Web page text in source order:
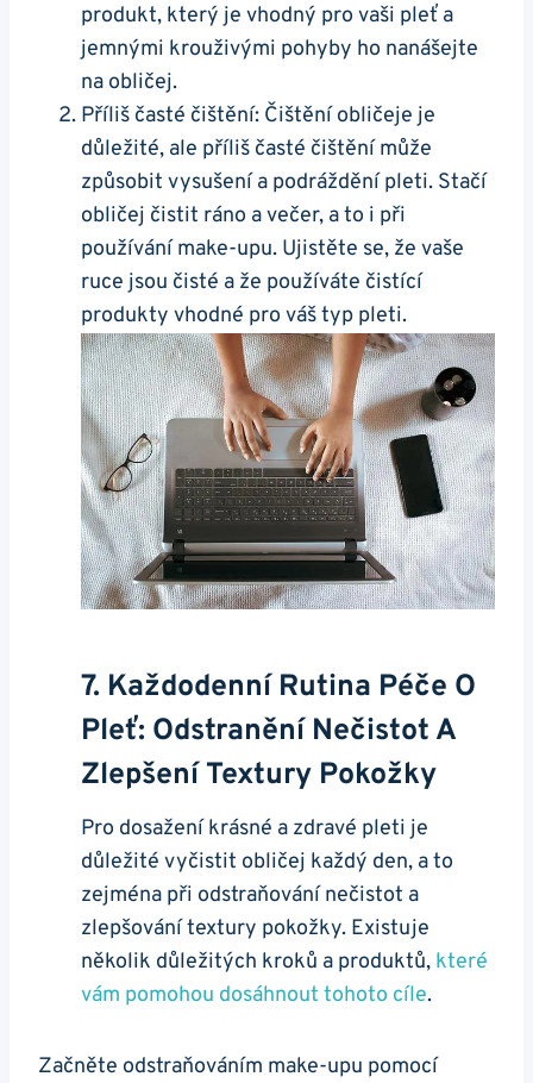
produkt, ⁤který je⁢ vhodný⁣ pro‌ vaši pleť a ​
jemnými krouživými pohyby ho nanášejte
na obličej.
Příliš ⁣časté čištění: Čištění obličeje je
důležité, ‌ale příliš‌ časté čištění může
způsobit vysušení ⁢a podráždění pleti. Stačí
obličej čistit ⁤ráno a večer, a to i při
‍používání make-upu. Ujistěte se, že vaše
ruce jsou čisté a‍ že používáte čistící
produkty vhodné ⁣pro váš typ pleti.
7.‍ Každodenní Rutina ‌péče O
Pleť: Odstranění Nečistot A
Zlepšení Textury‍ Pokožky
Pro dosažení krásné a zdravé pleti je
‌důležité vyčistit ⁢obličej každý den, ⁤a to⁢
zejména při odstraňování⁣ nečistot a ​
zlepšování textury pokožky. Existuje
několik⁤ důležitých kroků a produktů, které
vám pomohou ⁣dosáhnout tohoto cíle.
Začněte odstraňováním make-upu pomocí